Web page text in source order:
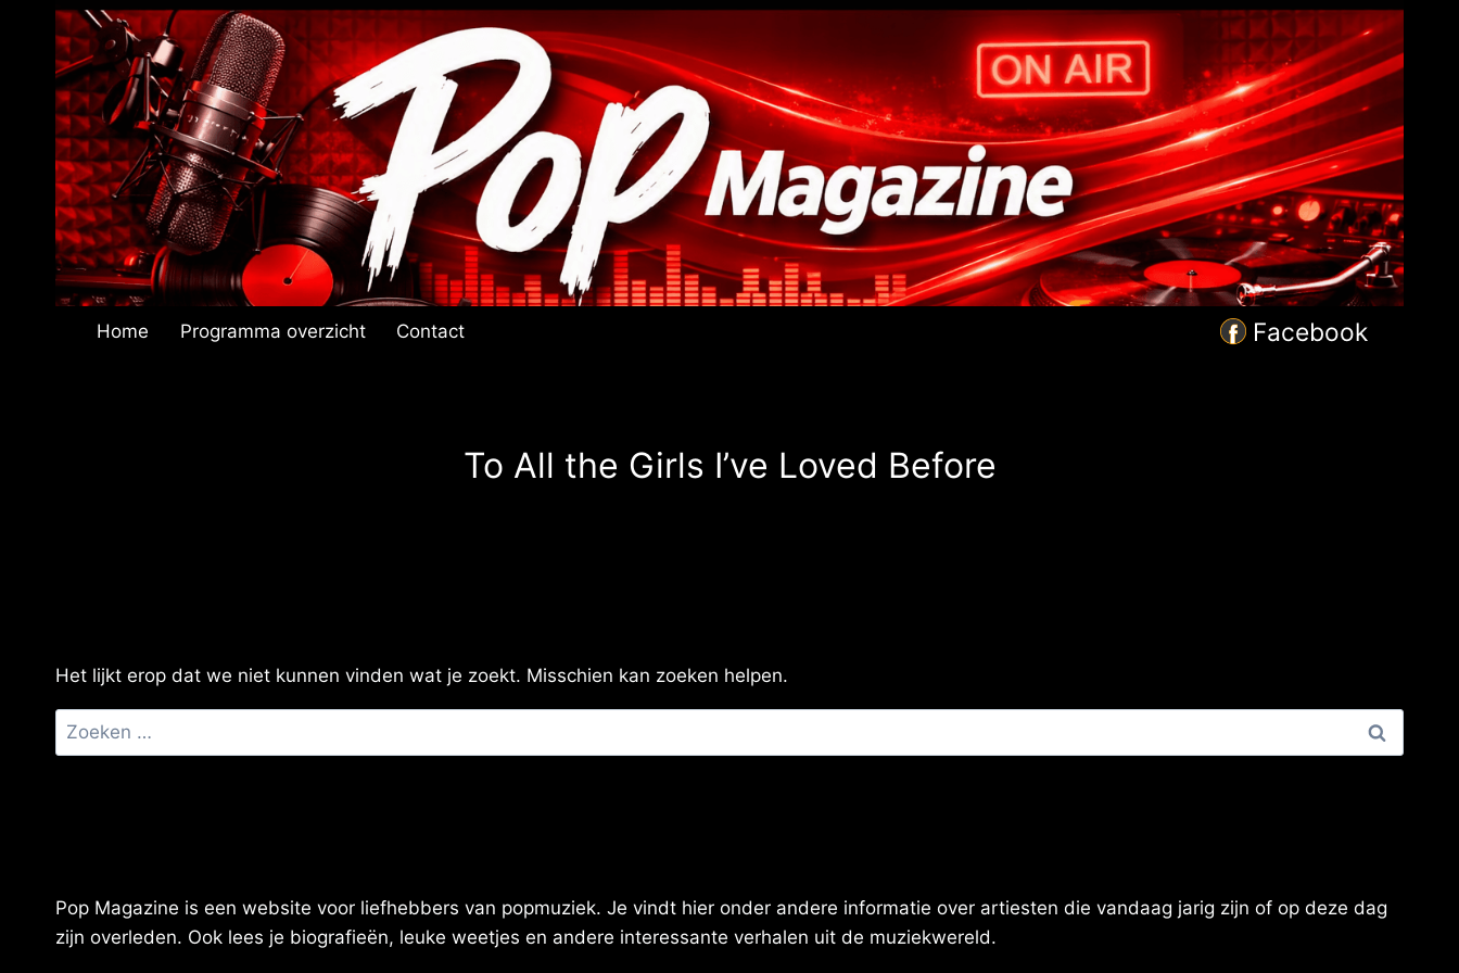
Doorgaan
inhoud
Home Programma overzicht Contact Facebook
To All the Girls I’ve Loved Before
Het lijkt erop dat we niet kunnen vinden wat je zoekt. Misschien kan zoeken helpen.
Zoeken
naar:
Pop Magazine is een website voor liefhebbers van popmuziek. Je vindt hier onder andere informatie over artiesten die vandaag jarig zijn of op deze dag
zijn overleden. Ook lees je biografieën, leuke weetjes en andere interessante verhalen uit de muziekwereld.